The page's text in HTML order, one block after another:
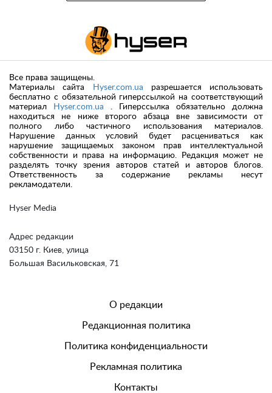
Hyser Media
Адрес редакции
03150 г. Киев, улица
Большая Васильковская, 71
Все права защищены.
Материалы сайта
Hyser.com.ua разрешается использовать
бесплатно с обязательной гиперссылкой на соответствующий
материал
Hyser.com.ua . Гиперссылка обязательно должна
находиться не ниже второго абзаца вне зависимости от
полного либо частичного использования материалов.
Нарушение данных условий будет расцениваться как
нарушение защищаемых законом прав интеллектуальной
собственности и права на информацию. Редакция может не
разделять точку зрения авторов статей и авторов блогов.
Ответственность за содержание рекламы несут
рекламодатели.
О редакции
Редакционная политика
Политика конфиденциальности
Рекламная политика
Контакты